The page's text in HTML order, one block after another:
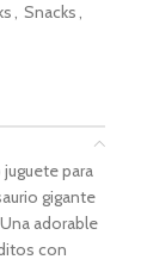
, Snacks,
para
gigante
adorable
con